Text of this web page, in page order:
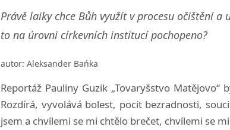
Právě laiky chce Bůh využít v procesu očištění
to na úrovni církevních institucí pochopeno?
autor: Aleksander Bańka
Reportáž Pauliny Guzik „Tovaryšstvo
Rozdírá, vyvolává bolest, pocit bezradnosti,
jsem a chvílemi se mi chtělo brečet, chvílemi se